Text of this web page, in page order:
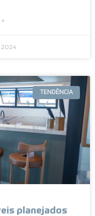
2024
TENDÊNCIA
planejados